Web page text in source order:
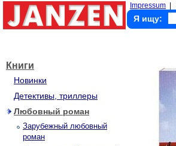
Impressum
Я ищу:
Книги
Новинки
Детективы, триллеры
Любовный роман
Зарубежный любовный
роман